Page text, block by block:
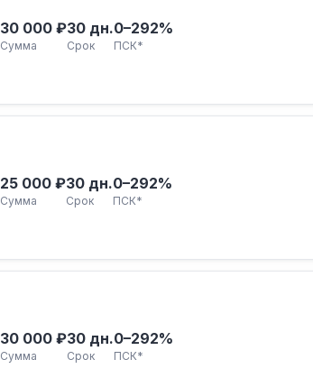
30 000 ₽
Сумма
30 дн.
Срок
0–292%
ПСК*
25 000 ₽
Сумма
30 дн.
Срок
0–292%
ПСК*
30 000 ₽
Сумма
30 дн.
Срок
0–292%
ПСК*